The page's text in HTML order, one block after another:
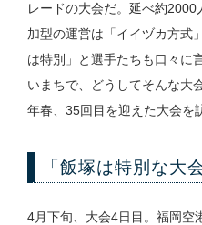
レードの大会だ。延べ約
加型の運営は「イイヅカ方式
は特別」と選手たちも口々に
いまちで、どうしてそんな大
年春、35回目を迎えた大会を
「飯塚は特別な大
4月下旬、大会4日目。福岡空